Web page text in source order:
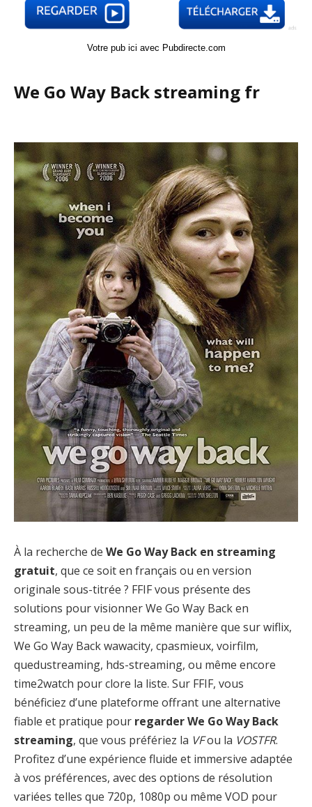
Votre pub ici avec Pubdirecte.com
We Go Way Back streaming fr
À la recherche de We Go Way Back en streaming
gratuit, que ce soit en français ou en version
originale sous-titrée ? FFIF vous présente des
solutions pour visionner We Go Way Back en
streaming, un peu de la même manière que sur wiflix,
We Go Way Back wawacity, cpasmieux, voirfilm,
quedustreaming, hds-streaming, ou même encore
time2watch pour clore la liste. Sur FFIF, vous
bénéficiez d’une plateforme offrant une alternative
fiable et pratique pour regarder We Go Way Back
streaming, que vous préfériez la VFou la VOSTFR.
Profitez d’une expérience fluide et immersive adaptée
à vos préférences, avec des options de résolution
variées telles que 720p, 1080p ou même VOD pour